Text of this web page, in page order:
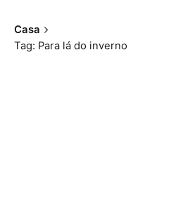
Casa
Tag: Para lá do inverno